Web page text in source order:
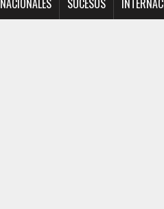
NACIONALES SUCESOS